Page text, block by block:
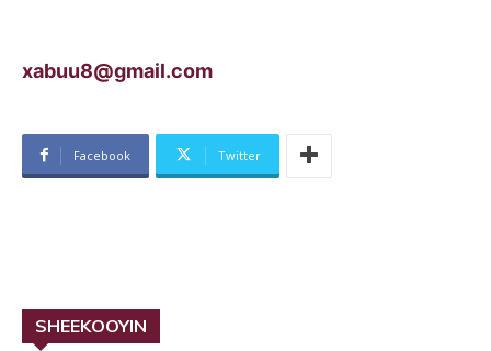
xabuu8@gmail.com
Facebook Twitter
SHEEKOOYIN